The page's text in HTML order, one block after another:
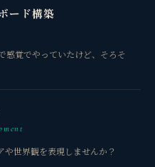
ード構築
覚でやっていたけど、そろそ
世界観を表現しませんか？